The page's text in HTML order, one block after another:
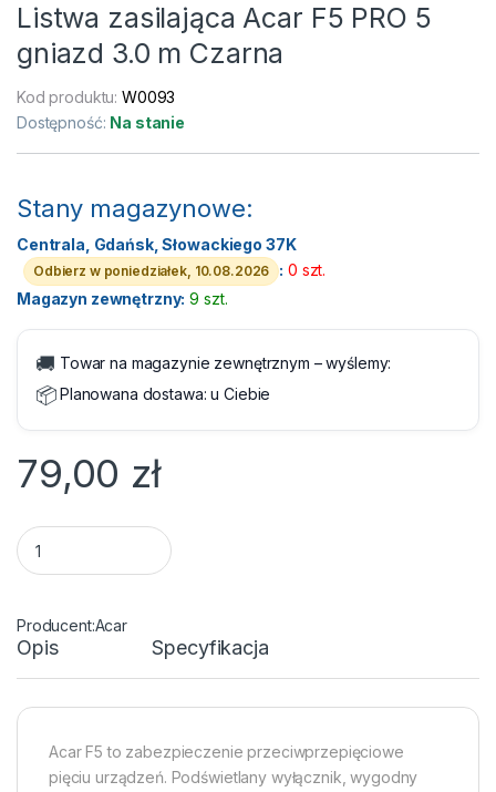
Listwa zasilająca Acar F5 PRO 5
gniazd 3.0 m Czarna
Kod produktu:W0093
Dostępność: Na stanie
Stany magazynowe:
Centrala, Gdańsk, Słowackiego 37K
Odbierz w poniedziałek, 10.08.2026 : 0 szt.
Magazyn zewnętrzny: 9 szt.
🚚 Towar na magazynie zewnętrznym – wyślemy:
📦Planowana dostawa:u Ciebie
79,00 zł
Listwa zasilająca Acar F5 PRO 5 gniazd 3.0 m Czarna quantity
Acar
Opis Specyfikacja
Acar F5 to zabezpieczenie przeciwprzepięciowe
pięciu urządzeń. Podświetlany wyłącznik, wygodny